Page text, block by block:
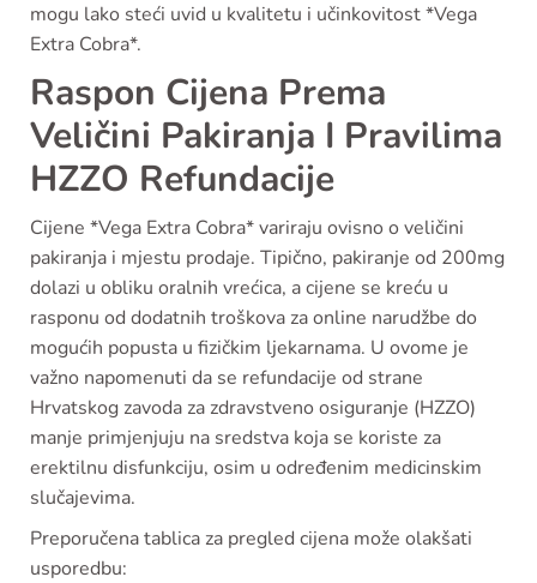
mogu lako steći uvid u kvalitetu i učinkovitost *Vega
Extra Cobra*.
Raspon Cijena Prema
Veličini Pakiranja I Pravilima
HZZO Refundacije
Cijene *Vega Extra Cobra* variraju ovisno o veličini
pakiranja i mjestu prodaje. Tipično, pakiranje od 200mg
dolazi u obliku oralnih vrećica, a cijene se kreću u
rasponu od dodatnih troškova za online narudžbe do
mogućih popusta u fizičkim ljekarnama. U ovome je
važno napomenuti da se refundacije od strane
Hrvatskog zavoda za zdravstveno osiguranje (HZZO)
manje primjenjuju na sredstva koja se koriste za
erektilnu disfunkciju, osim u određenim medicinskim
slučajevima.
Preporučena tablica za pregled cijena može olakšati
usporedbu: